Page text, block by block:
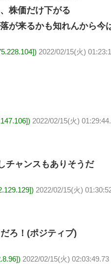
株価だけ下がる
が来るかも知れんから今
2022/02/15(火)
2022/02/15(火)
チャンスもありそうだ
2022/02/15(火)
ろ！(ポジティブ)
2022/02/15(火)